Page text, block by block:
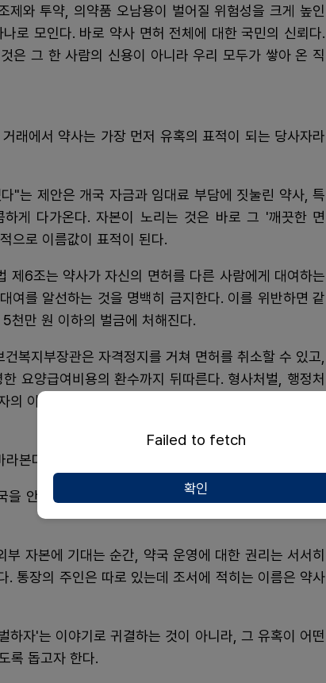
제와 투약, 의약품 오남용이 벌어질 위험성을 크게 높인
로 모인다. 바로 약사 면허 전체에 대한 국민의 신뢰다.
은 그 한 사람의 신용이 아니라 우리 모두가 쌓아 온 직
래에서 약사는 가장 먼저 유혹의 표적이 되는 당사자라
"는 제안은 개국 자금과 임대료 부담에 짓눌린 약사, 특
게 다가온다. 자본이 노리는 것은 바로 그 '깨끗한 면
으로 이름값이 표적이 된다.
제6조는 약사가 자신의 면허를 다른 사람에게 대여하는
여를 알선하는 것을 명백히 금지한다. 이를 위반하면 같
천만 원 이하의 벌금에 처해진다.
복지부장관은 자격정지를 거쳐 면허를 취소할 수 있고,
요양급여비용의 환수까지 뒤따른다. 형사처벌, 행정처
이름 앞으로 날아드는 것이다.
본다면, 절반밖에 보지 못한 것이다.
안정적 '수익 자산'으로 탐하는 자본이 약사를 종속시
자본에 기대는 순간, 약국 운영에 대한 권리는 서서히
. 통장의 주인은 따로 있는데 조서에 적히는 이름은 약사
하자'는 이야기로 귀결하는 것이 아니라, 그 유혹이 어떤
록 돕고자 한다.
Failed to fetch
확인